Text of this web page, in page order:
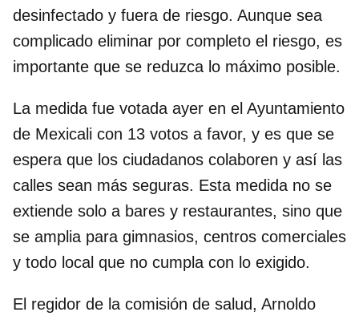
desinfectado y fuera de riesgo. Aunque sea
complicado eliminar por completo el riesgo, es
importante que se reduzca lo máximo posible.
La medida fue votada ayer en el Ayuntamiento
de Mexicali con 13 votos a favor, y es que se
espera que los ciudadanos colaboren y así las
calles sean más seguras. Esta medida no se
extiende solo a bares y restaurantes, sino que
se amplia para gimnasios, centros comerciales
y todo local que no cumpla con lo exigido.
El regidor de la comisión de salud, Arnoldo